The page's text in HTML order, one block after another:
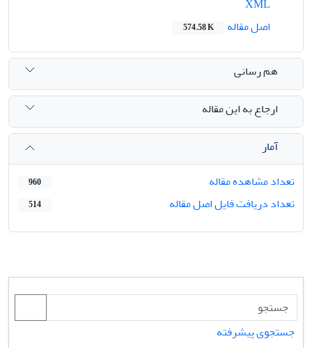
اصل مقاله
574.58 K
هم رسانی
ارجاع به این مقاله
آمار
تعداد مشاهده مقاله
960
تعداد دریافت فایل اصل مقاله 514
جستجوی پیشرفته